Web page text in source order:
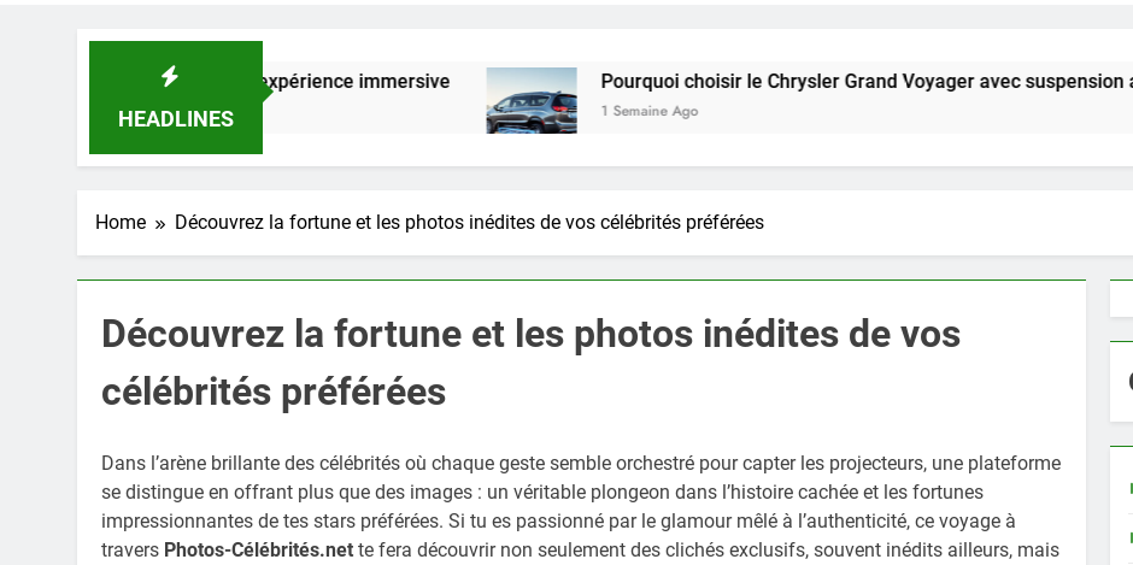
HEADLINES
3D pour une expérience immersive Pourquoi choisir le Chrysler Grand Voyager avec suspension arrière
1 Semaine Ago
Home Découvrez la fortune et les photos inédites de vos célébrités préférées
Découvrez la fortune et les photos inédites de vos
célébrités préférées
Dans l’arène brillante des célébrités où chaque geste semble orchestré pour capter les projecteurs, une plateforme
se distingue en offrant plus que des images : un véritable plongeon dans l’histoire cachée et les fortunes
impressionnantes de tes stars préférées. Si tu es passionné par le glamour mêlé à l’authenticité, ce voyage à
travers Photos-Célébrités.net te fera découvrir non seulement des clichés exclusifs, souvent inédits ailleurs, mais